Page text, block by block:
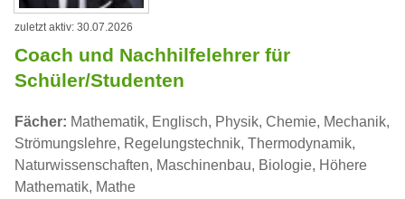
zuletzt aktiv: 30.07.2026
Coach und Nachhilfelehrer für
Schüler/Studenten
Fächer: Mathematik, Englisch, Physik, Chemie, Mechanik,
Strömungslehre, Regelungstechnik, Thermodynamik,
Naturwissenschaften, Maschinenbau, Biologie, Höhere
Mathematik, Mathe